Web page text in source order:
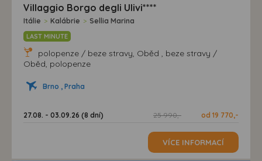
Villaggio Borgo degli Ulivi****
Itálie > Kalábrie > Sellia Marina
LAST MINUTE
polopenze / beze stravy, Oběd , beze stravy /
Oběd, polopenze
Brno , Praha
27.08. - 03.09.26 (8 dní) 25 990,- od 19 770,-
VÍCE INFORMACÍ